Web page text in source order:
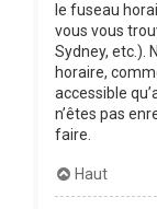
le fuseau
vous vous
Sydney, etc.).
horaire,
accessible
n’êtes pas
faire.
Haut